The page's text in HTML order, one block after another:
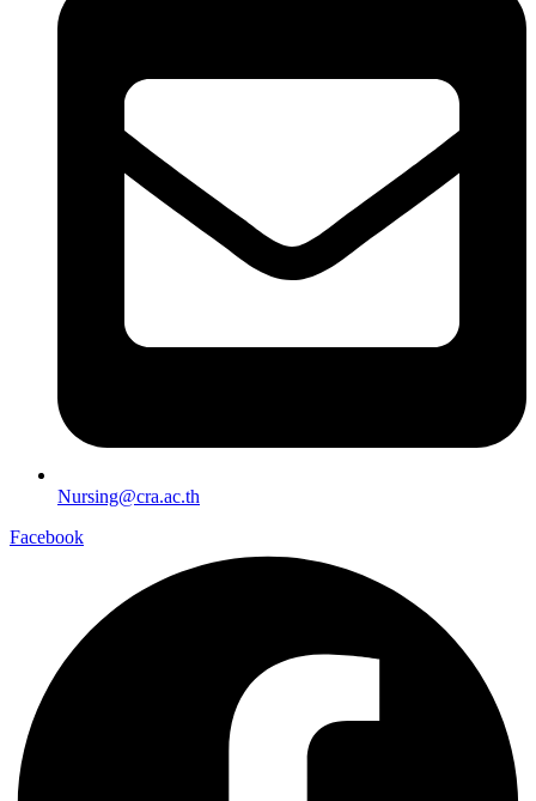
Nursing@cra.ac.th
Facebook